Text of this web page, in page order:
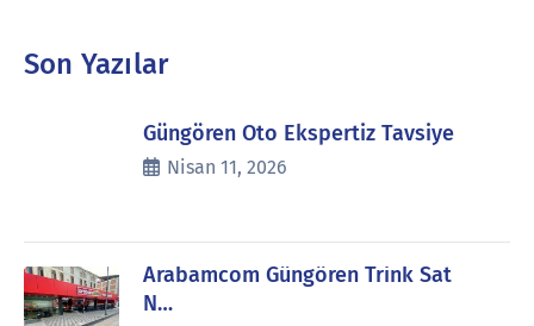
Son Yazılar
Güngören Oto Ekspertiz Tavsiye
Nisan 11, 2026
Arabamcom Güngören Trink Sat
N…